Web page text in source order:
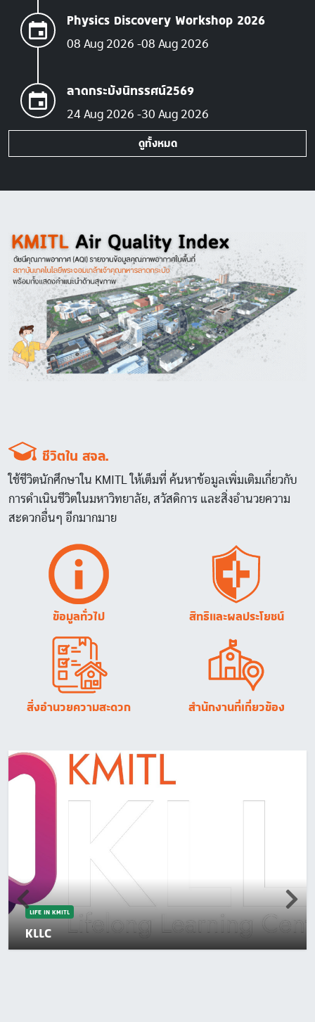
Physics Discovery Workshop 2026
08 Aug 2026 08 Aug 2026
ลาดกระบังนิทรรศน์2569
24 Aug 2026 30 Aug 2026
ดูทั้งหมด
Image
ชีวิตใน สจล.
ใช้ชีวิตนักศึกษาใน KMITL ให้เต็มที่ ค้นหาข้อมูลเพิ่มเติมเกี่ยวกับ
การดำเนินชีวิตในมหาวิทยาลัย, สวัสดิการ และสิ่งอำนวยความ
สะดวกอื่นๆ อีกมากมาย
Image
ข้อมูลทั่วไป
Image
สิทธิและผลประโยชน์
Image
สิ่งอำนวยความสะดวก
Image
สำนักงานที่เกี่ยวข้อง
LIFE IN KMITL
KLLC